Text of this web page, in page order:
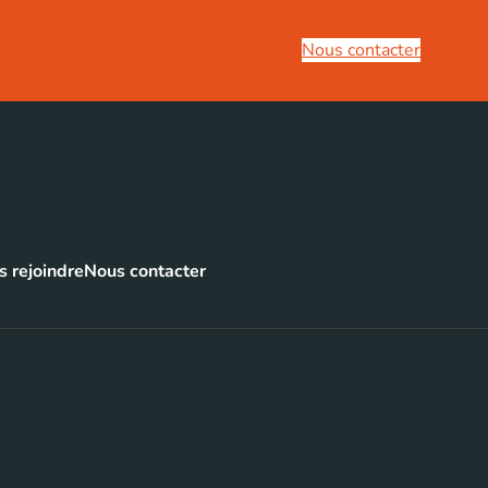
Nous contacter
rejoindreNous contacter